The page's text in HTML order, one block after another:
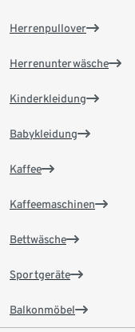
Herrenpullover
Herrenunterwäsche
Kinderkleidung
Babykleidung
Kaffee
Kaffeemaschinen
Bettwäsche
Sportgeräte
Balkonmöbel